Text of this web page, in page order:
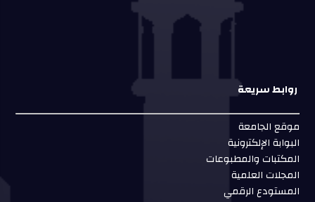
روابط سريعة
موقع الجامعة
البوابة الإلكترونية
المكتبات والمطبوعات
المجلات العلمية
المستودع الرقمي